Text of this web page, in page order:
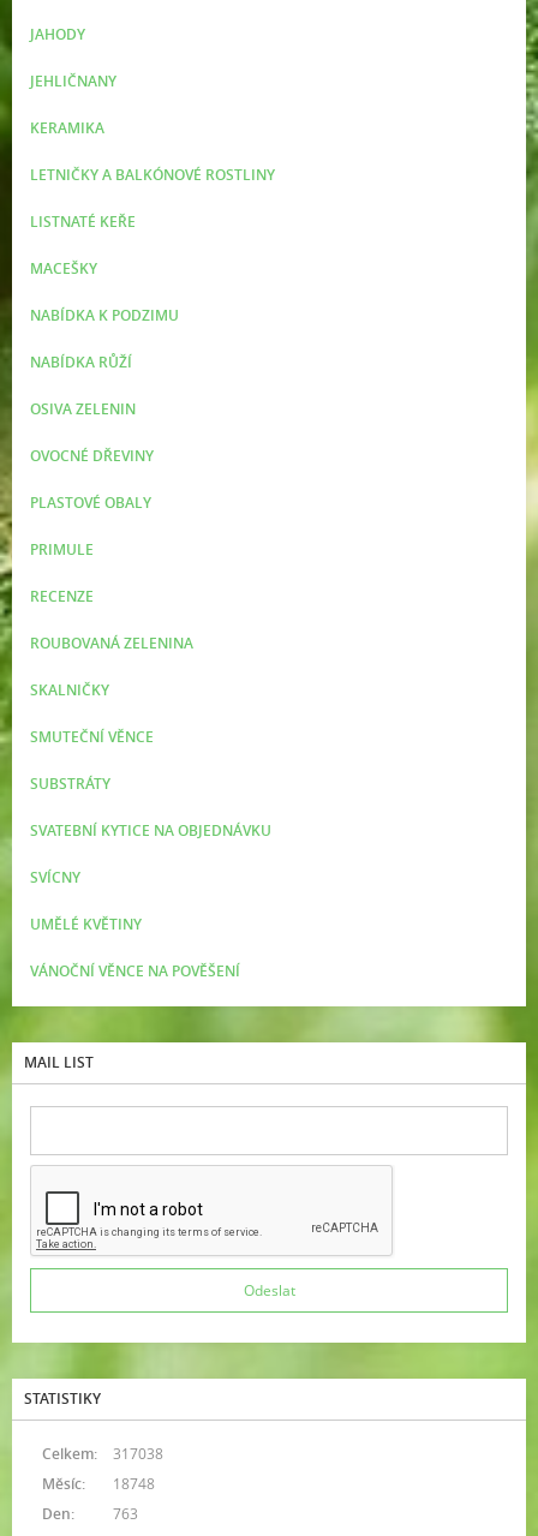
JAHODY
JEHLIČNANY
KERAMIKA
LETNIČKY A BALKÓNOVÉ ROSTLINY
LISTNATÉ KEŘE
MACEŠKY
NABÍDKA K PODZIMU
NABÍDKA RŮŽÍ
OSIVA ZELENIN
OVOCNÉ DŘEVINY
PLASTOVÉ OBALY
PRIMULE
RECENZE
ROUBOVANÁ ZELENINA
SKALNIČKY
SMUTEČNÍ VĚNCE
SUBSTRÁTY
SVATEBNÍ KYTICE NA OBJEDNÁVKU
SVÍCNY
UMĚLÉ KVĚTINY
VÁNOČNÍ VĚNCE NA POVĚŠENÍ
MAIL LIST
STATISTIKY
Celkem:
317038
Měsíc:
18748
Den:
763